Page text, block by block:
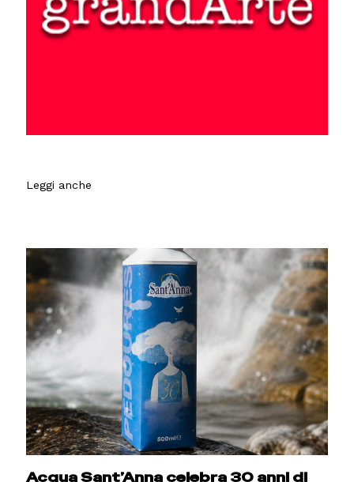
Leggi anche
Acqua Sant’Anna celebra 30 anni di